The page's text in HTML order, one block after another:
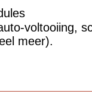
voltooiing,
meer).